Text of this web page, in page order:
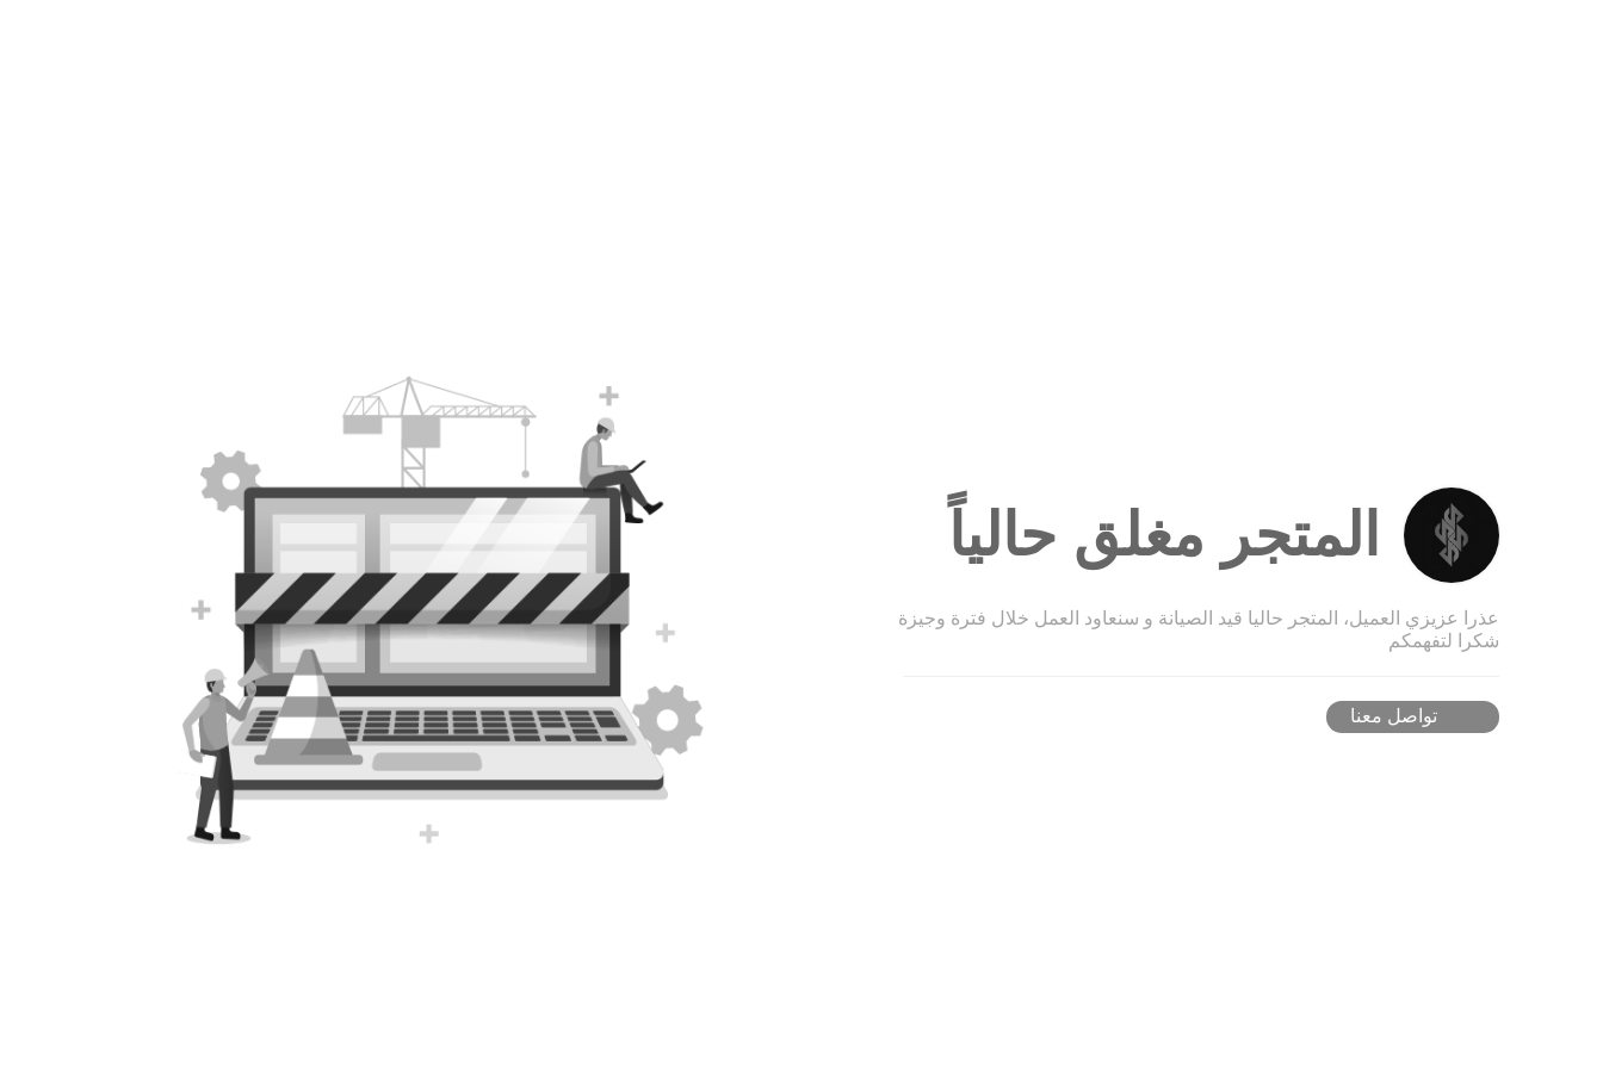
المتجر مغلق حالياً
عذرا عزيزي العميل، المتجر حاليا قيد الصيانة و سنعاود العمل خلال فترة وجيزة
شكرا لتفهمكم
تواصل معنا